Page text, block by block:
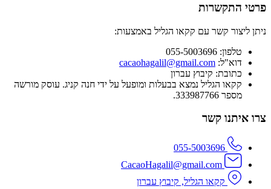
פרטי התקשרות
ניתן ליצור קשר עם קקאו הגליל באמצעות:
טלפון: 055-5003696
דוא"ל:cacaohagalil@gmail.com
כתובת: קיבוץ עברון
קקאו הגליל נמצא בבעלות ומופעל על ידי חנה קניג. עוסק מורשה
מספר 333987766.
צרו איתנו קשר
055-5003696
CacaoHagalil@gmail.com
קקאו הגליל, קיבוץ עברון